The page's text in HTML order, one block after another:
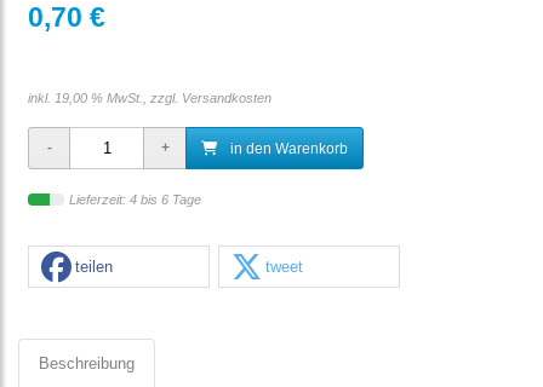
0,70 €
inkl. 19,00 % MwSt., zzgl. Versandkosten
in den Warenkorb
Lieferzeit: 4 bis 6 Tage
teilen tweet
Beschreibung